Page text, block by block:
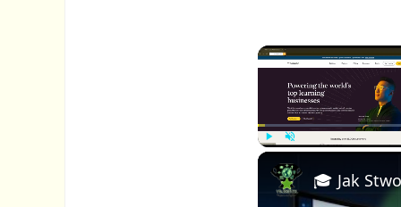
n
m